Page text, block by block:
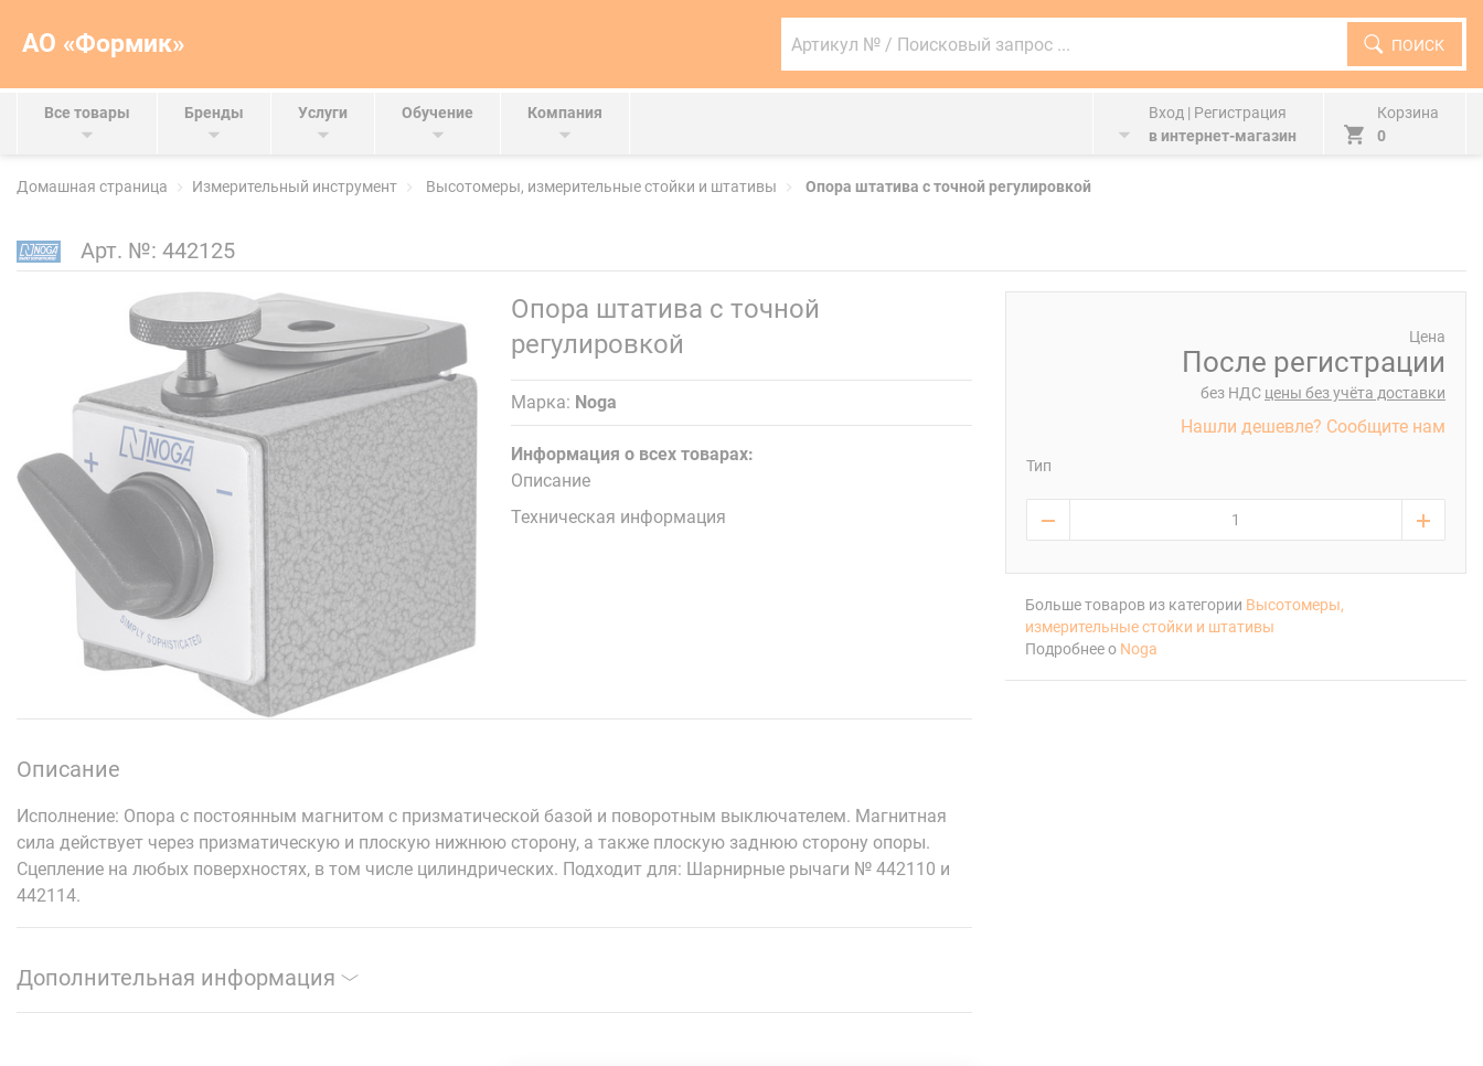
АО «Формик»
№
ПОИСК
Все товары Бренды Услуги Обучение Компания
Вход | Регистрация
в интернет-магазин
Корзина
0
Домашная страница Измерительный инструмент Высотомеры, измерительные стойки и штативы Опора штатива с точной регулировкой
Арт. №: 442125
Опора штатива с точной
регулировкой
Марка: Noga
Информация о всех товарах:
Описание
Техническая информация
Цена
После регистрации
без НДС цены без учёта доставки
Нашли дешевле? Сообщите нам
Тип
Больше товаров из категории Высотомеры,
измерительные стойки и штативы
Подробнее о Noga
Описание
Исполнение: Опора с постоянным магнитом с призматической базой и поворотным выключателем. Магнитная
сила действует через призматическую и плоскую нижнюю сторону, а также плоскую заднюю сторону опоры.
Сцепление на любых поверхностях, в том числе цилиндрических. Подходит для: Шарнирные рычаги № 442110 и
442114.
Дополнительная информация